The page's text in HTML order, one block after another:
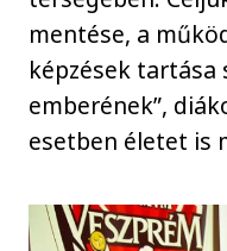
mentése, a
képzések tartása
emberének”,
esetben életet is